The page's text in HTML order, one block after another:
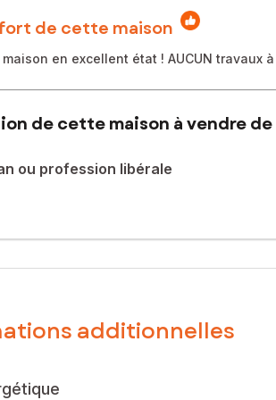
de cette maison
en excellent état ! AUCUN travaux
de cette maison à vendre de
ou profession libérale
immédiate de Vichy, cette magnifique
la lumière, les prestations, les volumes et
à deux terrasses permettant de profiter
parcelle et facilement transformable en
et parfaitement isolée (murs et dalles)
additionnelles